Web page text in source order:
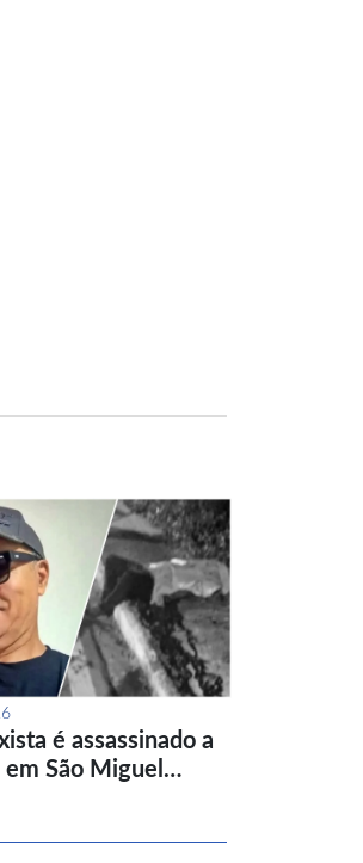
é assassinado a
em São Miguel…